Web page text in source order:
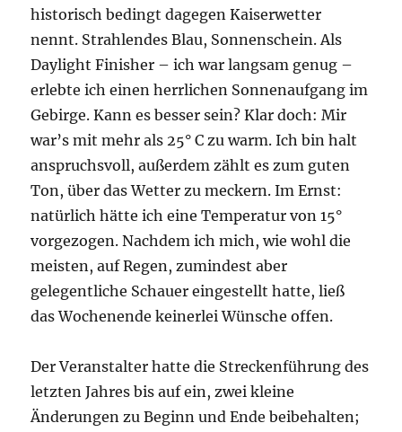
historisch bedingt dagegen Kaiserwetter
nennt. Strahlendes Blau, Sonnenschein. Als
Daylight Finisher – ich war langsam genug –
erlebte ich einen herrlichen Sonnenaufgang im
Gebirge. Kann es besser sein? Klar doch: Mir
war’s mit mehr als 25° C zu warm. Ich bin halt
anspruchsvoll, außerdem zählt es zum guten
Ton, über das Wetter zu meckern. Im Ernst:
natürlich hätte ich eine Temperatur von 15°
vorgezogen. Nachdem ich mich, wie wohl die
meisten, auf Regen, zumindest aber
gelegentliche Schauer eingestellt hatte, ließ
das Wochenende keinerlei Wünsche offen.
Der Veranstalter hatte die Streckenführung des
letzten Jahres bis auf ein, zwei kleine
Änderungen zu Beginn und Ende beibehalten;